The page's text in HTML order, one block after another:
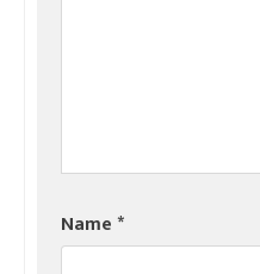
Name*